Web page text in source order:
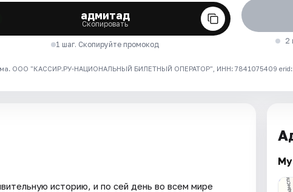
адмитад
Скопировать
1 шаг. Скопируйте промокод
2
ООО "КАССИР.РУ-НАЦИОНАЛЬНЫЙ БИЛЕТНЫЙ ОПЕРАТОР", ИНН: 7841075409 erid:
историю, и по сей день во всем мире